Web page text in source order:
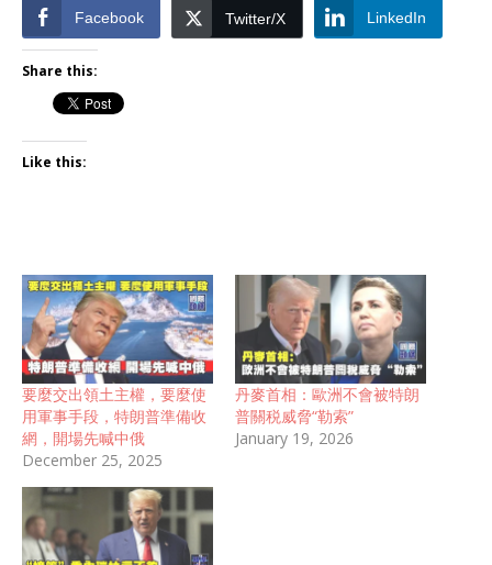
Facebook Twitter/X LinkedIn
Share this:
Like this:
要麼交出領土主權，要麼使
用軍事手段，特朗普準備收
網，開場先喊中俄
December 25, 2025
丹麥首相：歐洲不會被特朗
普關税威脅“勒索”
January 19, 2026